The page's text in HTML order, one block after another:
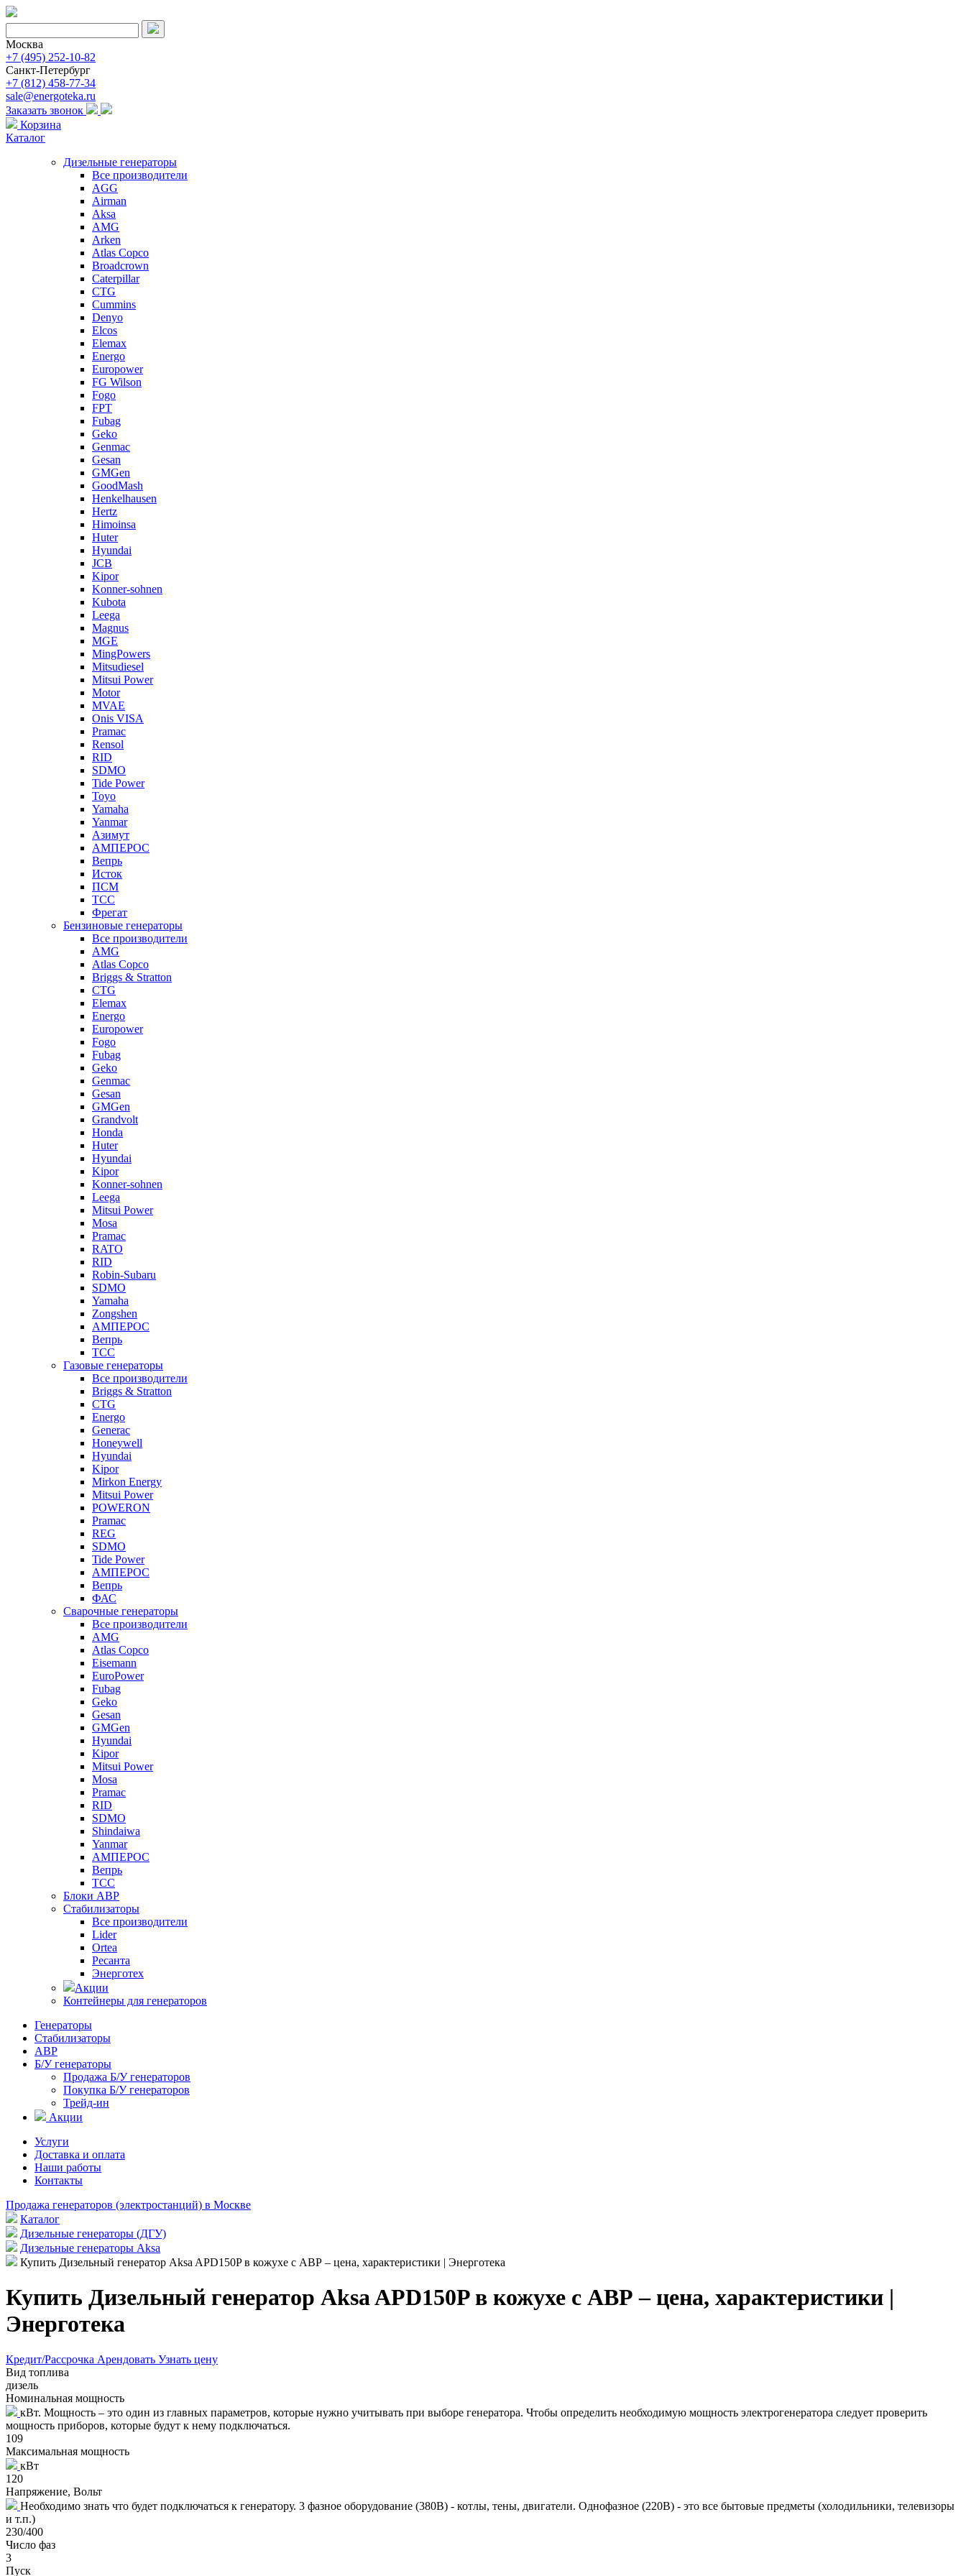
Москва
+7 (495) 252-10-82
Санкт-Петербург
+7 (812) 458-77-34
sale@energoteka.ru
Заказать звонок
Корзина
Каталог
Дизельные генераторы
Все производители
AGG
Airman
Aksa
AMG
Arken
Atlas Copco
Broadcrown
Caterpillar
CTG
Cummins
Denyo
Elcos
Elemax
Energo
Europower
FG Wilson
Fogo
FPT
Fubag
Geko
Genmac
Gesan
GMGen
GoodMash
Henkelhausen
Hertz
Himoinsa
Huter
Hyundai
JCB
Kipor
Konner-sohnen
Kubota
Leega
Magnus
MGE
MingPowers
Mitsudiesel
Mitsui Power
Motor
MVAE
Onis VISA
Pramac
Rensol
RID
SDMO
Tide Power
Toyo
Yamaha
Yanmar
Азимут
АМПЕРОС
Вепрь
Исток
ПСМ
ТСС
Фрегат
Бензиновые генераторы
Все производители
AMG
Atlas Copco
Briggs & Stratton
CTG
Elemax
Energo
Europower
Fogo
Fubag
Geko
Genmac
Gesan
GMGen
Grandvolt
Honda
Huter
Hyundai
Kipor
Konner-sohnen
Leega
Mitsui Power
Mosa
Pramac
RATO
RID
Robin-Subaru
SDMO
Yamaha
Zongshen
АМПЕРОС
Вепрь
ТСС
Газовые генераторы
Все производители
Briggs & Stratton
CTG
Energo
Generac
Honeywell
Hyundai
Kipor
Mirkon Energy
Mitsui Power
POWERON
Pramac
REG
SDMO
Tide Power
АМПЕРОС
Вепрь
ФАС
Сварочные генераторы
Все производители
AMG
Atlas Copco
Eisemann
EuroPower
Fubag
Geko
Gesan
GMGen
Hyundai
Kipor
Mitsui Power
Mosa
Pramac
RID
SDMO
Shindaiwa
Yanmar
АМПЕРОС
Вепрь
ТСС
Блоки АВР
Стабилизаторы
Все производители
Lider
Ortea
Ресанта
Энерготех
Акции
Контейнеры для генераторов
Генераторы
Стабилизаторы
АВР
Б/У генераторы
Продажа Б/У генераторов
Покупка Б/У генераторов
Трейд-ин
Акции
Услуги
Доставка и оплата
Наши работы
Контакты
Продажа генераторов (электростанций) в Москве
Каталог
Дизельные генераторы (ДГУ)
Дизельные генераторы Aksa
Купить Дизельный генератор Aksa APD150P в кожухе с АВР – цена, характеристики | Энерготека
Купить Дизельный генератор Aksa APD150P в кожухе с АВР – цена, характеристики |
Энерготека
Кредит/Рассрочка Арендовать Узнать цену
Вид топлива
дизель
Номинальная мощность
кВт. Мощность – это один из главных параметров, которые нужно учитывать при выборе генератора. Чтобы определить необходимую мощность электрогенератора следует проверить
мощность приборов, которые будут к нему подключаться.
109
Максимальная мощность
кВт
120
Напряжение, Вольт
Необходимо знать что будет подключаться к генератору. 3 фазное оборудование (380В) - котлы, тены, двигатели. Однофазное (220В) - это все бытовые предметы (холодильники, телевизоры
и т.п.)
230/400
Число фаз
3
Пуск